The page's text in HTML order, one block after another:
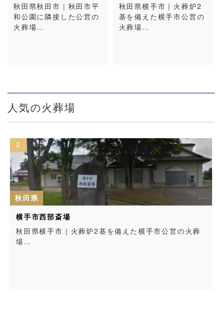
秋田県秋田市｜秋田市平
和公園に隣接した公営の
火葬場…
秋田県横手市｜火葬炉2
基を備えた横手市公営の
火葬場…
人気の火葬場
2
秋田県
横手市西部斎場
秋田県横手市｜火葬炉2基を備えた横手市公営の火葬
場…